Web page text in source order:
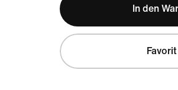
In den
Favorit